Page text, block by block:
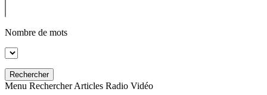
Nombre de mots
Rechercher
Menu Rechercher Articles Radio Vidéo